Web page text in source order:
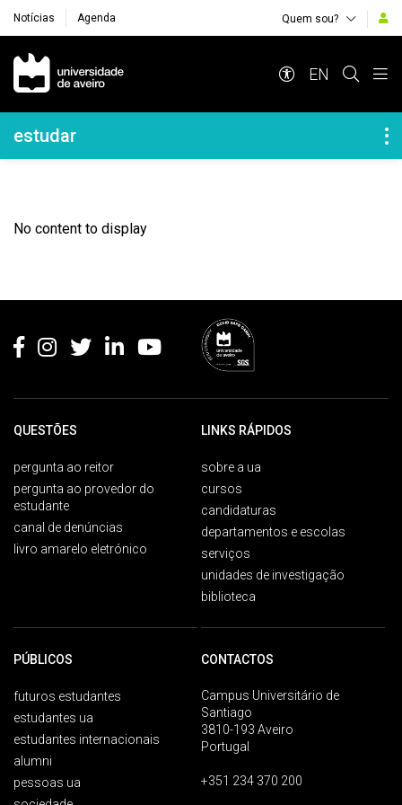
Notícias Agenda Quem sou?
Navegação Principal
EN
Navegação Lateral
estudar
No content to display
QUESTÕES
pergunta ao reitor
pergunta ao provedor do
estudante
canal de denúncias
livro amarelo eletrónico
LINKS RÁPIDOS
sobre a ua
cursos
candidaturas
departamentos e escolas
serviços
unidades de investigação
biblioteca
PÚBLICOS
futuros estudantes
estudantes ua
estudantes internacionais
alumni
pessoas ua
CONTACTOS
Campus Universitário de
Santiago
3810-193 Aveiro
Portugal
+351 234 370 200